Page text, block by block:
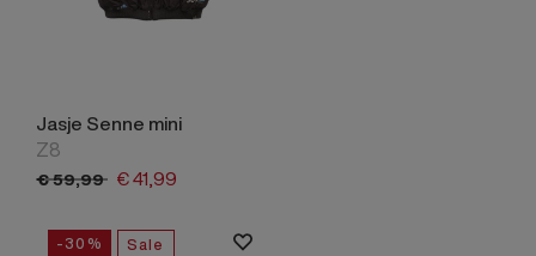
Jasje Senne mini
Z8
€59,99 €41,99
-30% Sale